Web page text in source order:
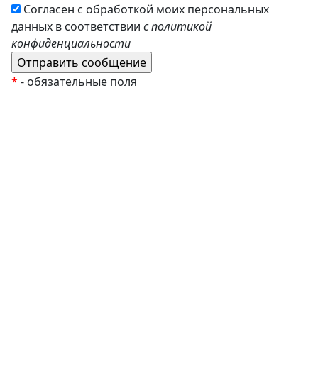
Согласен с обработкой моих персональных
данных в соответствии с политикой
конфиденциальности
* - обязательные поля